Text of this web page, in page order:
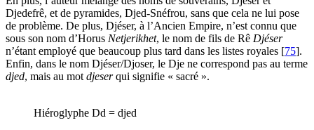
Djedefrê, et de pyramides, Djed-Snéfrou, sans que cela ne lui pose
de problème. De plus, Djéser, à l’Ancien Empire, n’est connu que
sous son nom d’Horus Netjerikhet, le nom de fils de Rê Djéser
n’étant employé que beaucoup plus tard dans les listes royales [75].
Enfin, dans le nom Djéser/Djoser, le Dje ne correspond pas au terme
djed, mais au mot djeserqui signifie « sacré ».
Hiéroglyphe Dd = djed